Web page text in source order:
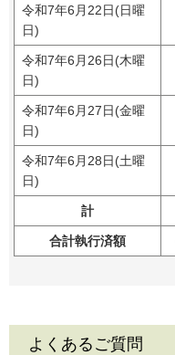
令和7年6月22日(日曜
日)
令和7年6月26日(木曜
日)
令和7年6月27日(金曜
日)
令和7年6月28日(土曜
日)
計
合計執行済額
よくあるご質問